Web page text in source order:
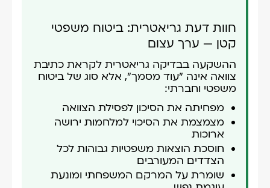
חוות דעת גריאטרית: ביטוח משפטי
קטן — ערך עצום
ההשקעה בבדיקה גריאטרית לקראת כתיבת
צוואה אינה "עוד מסמך", אלא סוג של ביטוח
משפטי וחברתי:
מפחיתה את הסיכון לפסילת הצוואה
מצמצמת את הסיכוי למלחמות ירושה
ארוכות
חוסכת הוצאות משפטיות גבוהות לכל
הצדדים המעורבים
שומרת על המרקם המשפחתי ומונעת